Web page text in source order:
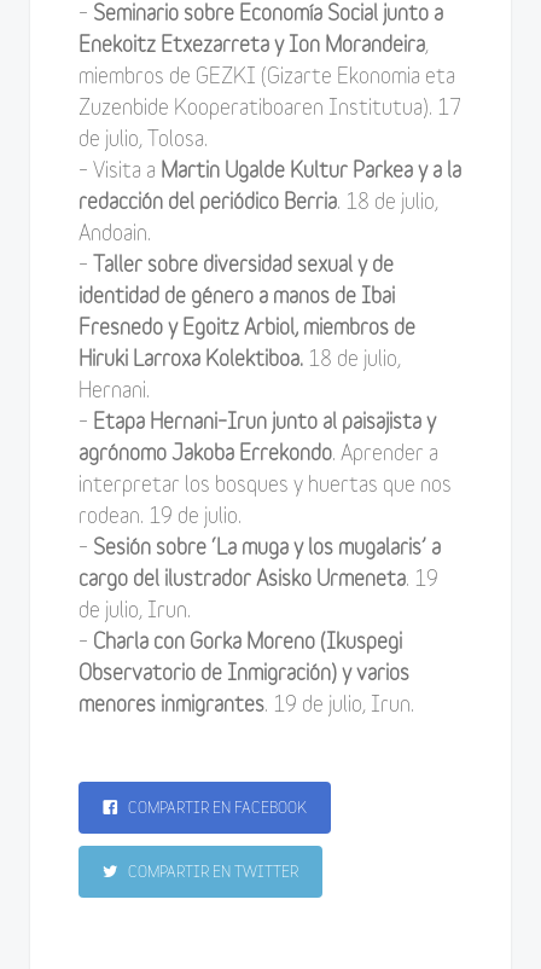
– Seminario sobre Economía Social junto a
Enekoitz Etxezarreta y Ion Morandeira,
miembros de GEZKI (Gizarte Ekonomia eta
Zuzenbide Kooperatiboaren Institutua). 17
de julio, Tolosa.
– Visita a Martin Ugalde Kultur Parkea y a la
redacción del periódico Berria. 18 de julio,
Andoain.
– Taller sobre diversidad sexual y de
identidad de género a manos de Ibai
Fresnedo y Egoitz Arbiol, miembros de
Hiruki Larroxa Kolektiboa. 18 de julio,
Hernani.
– Etapa Hernani–Irun junto al paisajista y
agrónomo Jakoba Errekondo. Aprender a
interpretar los bosques y huertas que nos
rodean. 19 de julio.
– Sesión sobre ‘La muga y los mugalaris’ a
cargo del ilustrador Asisko Urmeneta. 19
de julio, Irun.
– Charla con Gorka Moreno (Ikuspegi
Observatorio de Inmigración) y varios
menores inmigrantes. 19 de julio, Irun.
COMPARTIR EN FACEBOOK
COMPARTIR EN TWITTER